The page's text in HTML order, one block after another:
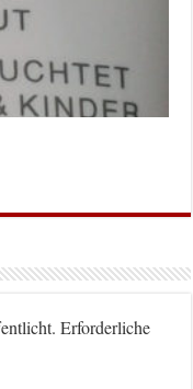
Erforderliche